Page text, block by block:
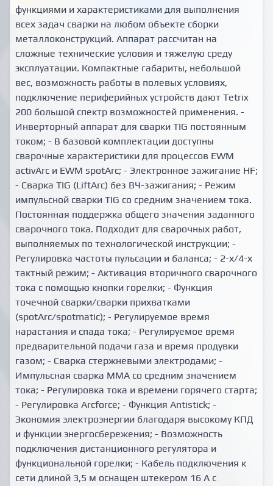
функциями и характеристиками для выполнения
всех задач сварки на любом объекте сборки
металлоконструкций. Аппарат рассчитан на
сложные технические условия и тяжелую среду
эксплуатации. Компактные габариты, небольшой
вес, возможность работы в полевых условиях,
подключение периферийных устройств дают Tetrix
200 большой спектр возможностей применения. -
Инверторный аппарат для сварки TIG постоянным
током; - В базовой комплектации доступны
сварочные характеристики для процессов EWM
activArc и EWM spotArc; - Электронное зажигание HF;
- Сварка ТIG (LiftArc) без ВЧ-зажигания; - Режим
импульсной сварки TIG со средним значением тока.
Постоянная поддержка общего значения заданного
сварочного тока. Подходит для сварочных работ,
выполняемых по технологической инструкции; -
Регулировка частоты пульсации и баланса; - 2-х/4-х
тактный режим; - Активация вторичного сварочного
тока с помощью кнопки горелки; - Функция
точечной сварки/сварки прихватками
(spotArc/spotmatic); - Регулируемое время
нарастания и спада тока; - Регулируемое время
предварительной подачи газа и время продувки
газом; - Сварка стержневыми электродами; -
Импульсная сварка ММА со средним значением
тока; - Регулировка тока и времени горячего старта;
- Регулировка Arcforce; - Функция Antistick; -
Экономия электроэнергии благодаря высокому КПД
и функции энергосбережения; - Возможность
подключения дистанционного регулятора и
функциональной горелки; - Кабель подключения к
сети длиной 3,5 м оснащен штекером 16 А с